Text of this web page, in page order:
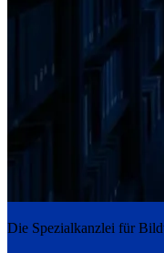
Die Spezialkanzlei für